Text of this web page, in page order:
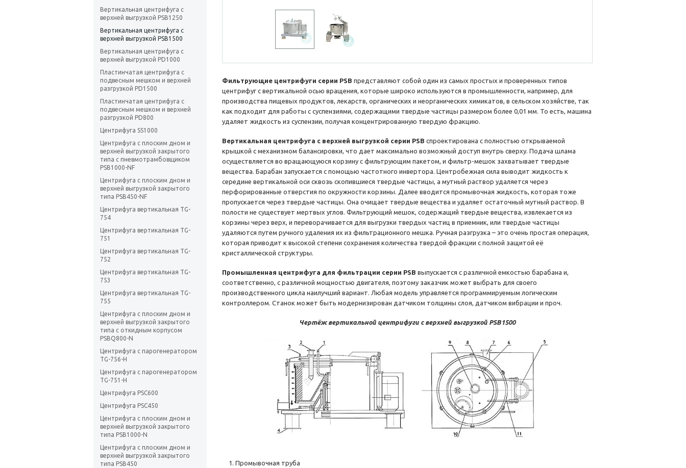
Вертикальная центрифуга с
верхней выгрузкой PSB1250
Вертикальная центрифуга с
верхней выгрузкой PSB1500
Вертикальная центрифуга с
верхней выгрузкой PD1000
Пластинчатая центрифуга с
подвесным мешком и верхней
разгрузкой PD1500
Пластинчатая центрифуга с
подвесным мешком и верхней
разгрузкой PD800
Центрифуга SS1000
Центрифуга с плоским дном и
верхней выгрузкой закрытого
типа с пневмотрамбовщиком
PSB1000-NF
Центрифуга с плоским дном и
верхней выгрузкой закрытого
типа PSB450-NF
Центрифуга вертикальная TG-
754
Центрифуга вертикальная TG-
751
Центрифуга вертикальная TG-
752
Центрифуга вертикальная TG-
753
Центрифуга вертикальная TG-
755
Центрифуга с плоским дном и
верхней выгрузкой закрытого
типа с откидным корпусом
PSBQ800-N
Центрифуга с парогенератором
TG-756-H
Центрифуга с парогенератором
TG-751-H
Центрифуга PSC600
Центрифуга PSC450
Центрифуга с плоским дном и
верхней выгрузкой закрытого
типа PSB1000-N
Центрифуга с плоским дном и
верхней выгрузкой закрытого
типа PSB450
Фильтрующие центрифуги серии PSB представляют собой один из самых простых и проверенных типов
центрифуг с вертикальной осью вращения, которые широко используются в промышленности, например, для
производства пищевых продуктов, лекарств, органических и неорганических химикатов, в сельском хозяйстве, так
как подходит для работы с суспензиями, содержащими твердые частицы размером более 0,01 мм. То есть, машина
удаляет жидкость из суспензии, получая концентрированную твердую фракцию.
Вертикальная центрифуга с верхней выгрузкой серии PSB спроектирована с полностью открываемой
крышкой с механизмом балансировки, что дает максимально возможный доступ внутрь сверху. Подача шлама
осуществляется во вращающуюся корзину с фильтрующим пакетом, и фильтр-мешок захватывает твердые
вещества. Барабан запускается с помощью частотного инвертора. Центробежная сила выводит жидкость к
середине вертикальной оси сквозь скопившиеся твердые частицы, а мутный раствор удаляется через
перфорированные отверстия по окружности корзины. Далее вводится промывочная жидкость, которая тоже
пропускается через твердые частицы. Она очищает твердые вещества и удаляет остаточный мутный раствор. В
полости не существует мертвых углов. Фильтрующий мешок, содержащий твердые вещества, извлекается из
корзины через верх, и переворачивается для выгрузки твердых частиц в приемник, или твердые частицы
удаляются путем ручного удаления их из фильтрационного мешка. Ручная разгрузка – это очень простая операция,
которая приводит к высокой степени сохранения количества твердой фракции с полной защитой её
кристаллической структуры.
Промышленная центрифуга для фильтрации серии PSB выпускается с различной емкостью барабана и,
соответственно, с различной мощностью двигателя, поэтому заказчик может выбрать для своего
производственного цикла наилучший вариант. Любая модель управляется программируемым логическим
контроллером. Станок может быть модернизирован датчиком толщины слоя, датчиком вибрации и проч.
Чертёж вертикальной центрифуги с верхней выгрузкой PSB1500
Промывочная труба